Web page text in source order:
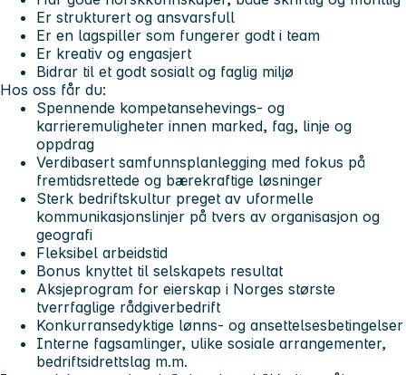
Er strukturert og ansvarsfull
Er en lagspiller som fungerer godt i team
Er kreativ og engasjert
Bidrar til et godt sosialt og faglig miljø
Hos oss får du:
Spennende kompetansehevings- og
karrieremuligheter innen marked, fag, linje og
oppdrag
Verdibasert samfunnsplanlegging med fokus på
fremtidsrettede og bærekraftige løsninger
Sterk bedriftskultur preget av uformelle
kommunikasjonslinjer på tvers av organisasjon og
geografi
Fleksibel arbeidstid
Bonus knyttet til selskapets resultat
Aksjeprogram for eierskap i Norges største
tverrfaglige rådgiverbedrift
Konkurransedyktige lønns- og ansettelsesbetingelser
Interne fagsamlinger, ulike sosiale arrangementer,
bedriftsidrettslag m.m.